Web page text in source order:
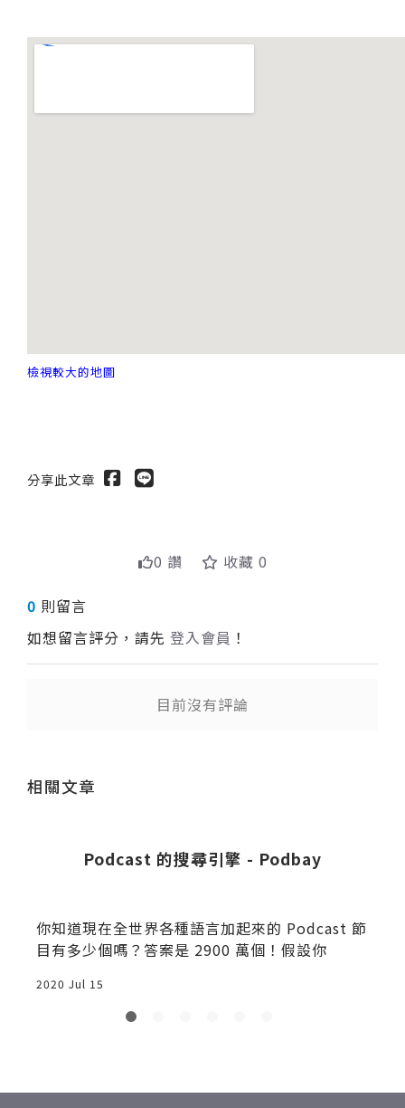
檢視較大的地圖
分享此文章
0 讚 收藏 0
0 則留言
如想留言評分，請先 登入會員 ！
目前沒有評論
相關文章
Podcast 的搜尋引擎 - Podbay
你知道現在全世界各種語言加起來的 Podcast 節
目有多少個嗎？答案是 2900 萬個！假設你
2020 Jul 15